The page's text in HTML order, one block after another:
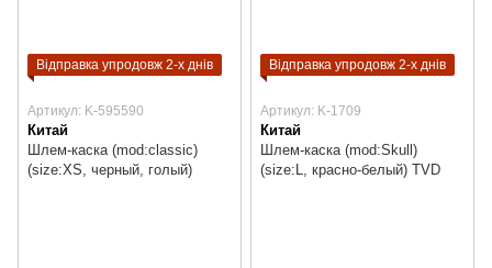
Відправка упродовж 2-х днів
Артикул: K-595590
Китай
Шлем-каска (mod:classic)
(size:XS, черный, голый)
Відправка упродовж 2-х днів
Артикул: K-1709
Китай
Шлем-каска (mod:Skull)
(size:L, красно-белый) TVD